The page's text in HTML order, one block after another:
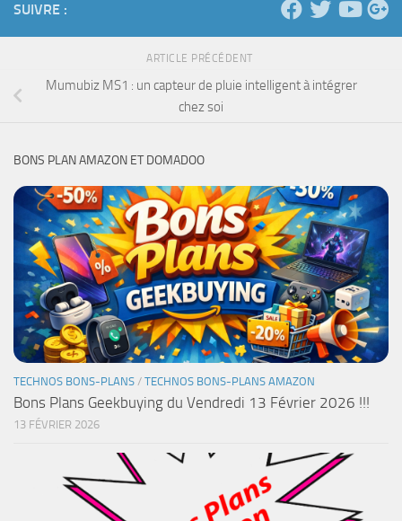
SUIVRE :
ARTICLE PRÉCÉDENT
Mumubiz MS1 : un capteur de pluie intelligent à intégrer
chez soi
BONS PLAN AMAZON ET DOMADOO
TECHNOS BONS-PLANS / TECHNOS BONS-PLANS AMAZON
Bons Plans Geekbuying du Vendredi 13 Février 2026 !!!
13 FÉVRIER 2026